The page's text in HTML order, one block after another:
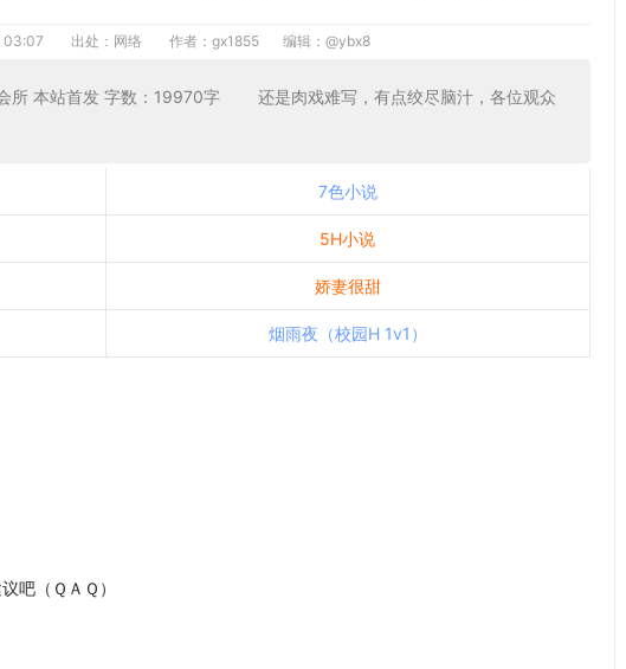
出处：网络 作者：gx1855 编辑： @ybx8
所 本站首发 字数：19970字 还是肉戏难写，有点绞尽脑汁，各位观众
7色小说
5H小说
娇妻很甜
烟雨夜（校园H 1v1）
（ＱＡＱ）